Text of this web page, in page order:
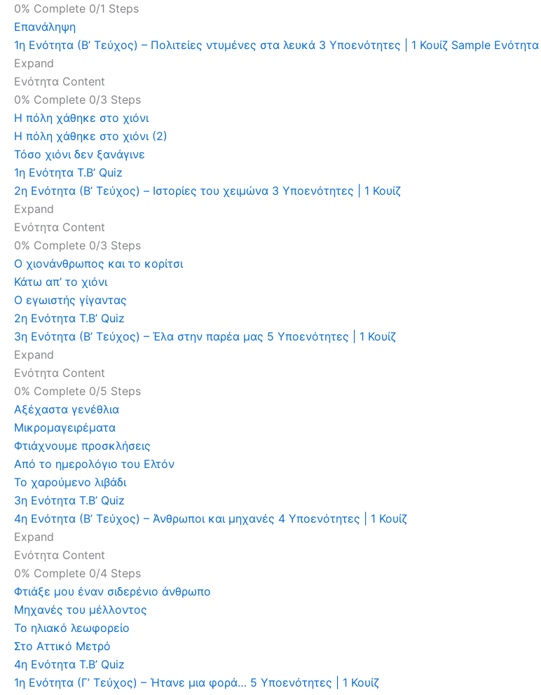
0% Complete 0/1 Steps
Επανάληψη
1η Ενότητα (Β’ Τεύχος) – Πολιτείες ντυμένες στα λευκά 3 Υποενότητες 1 Κουίζ Sample Ενότητα
Expand
Ενότητα Content
0% Complete 0/3 Steps
Η πόλη χάθηκε στο χιόνι
Η πόλη χάθηκε στο χιόνι (2)
Τόσο χιόνι δεν ξανάγινε
1η Ενότητα Τ.Β’ Quiz
2η Ενότητα (Β’ Τεύχος) – Ιστορίες του χειμώνα 3 Υποενότητες
1 Κουίζ
Expand
Ενότητα Content
0% Complete 0/3 Steps
Ο χιονάνθρωπος και το κορίτσι
Κάτω απ’ το χιόνι
Ο εγωιστής γίγαντας
2η Ενότητα Τ.Β’ Quiz
3η Ενότητα (Β’ Τεύχος) – Έλα στην παρέα μας 5 Υποενότητες
1 Κουίζ
Expand
Ενότητα Content
0% Complete 0/5 Steps
Αξέχαστα γενέθλια
Μικρομαγειρέματα
Φτιάχνουμε προσκλήσεις
Από το ημερολόγιο του Ελτόν
Το χαρούμενο λιβάδι
3η Ενότητα Τ.Β’ Quiz
4η Ενότητα (Β’ Τεύχος) – Άνθρωποι και μηχανές 4 Υποενότητες
1 Κουίζ
Expand
Ενότητα Content
0% Complete 0/4 Steps
Φτιάξε μου έναν σιδερένιο άνθρωπο
Μηχανές του μέλλοντος
Το ηλιακό λεωφορείο
Στο Αττικό Μετρό
4η Ενότητα Τ.Β’ Quiz
1η Ενότητα (Γ’ Τεύχος) – Ήτανε μια φορά… 5 Υποενότητες
1 Κουίζ